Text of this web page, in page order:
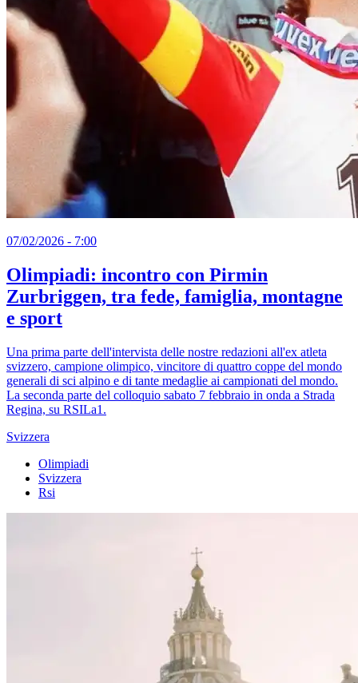
07/02/2026 - 7:00
Olimpiadi: incontro con Pirmin
Zurbriggen, tra fede, famiglia, montagne
e sport
Una prima parte dell'intervista delle nostre redazioni all'ex atleta
svizzero, campione olimpico, vincitore di quattro coppe del mondo
generali di sci alpino e di tante medaglie ai campionati del mondo.
La seconda parte del colloquio sabato 7 febbraio in onda a Strada
Regina, su RSILa1.
Svizzera
Olimpiadi
Svizzera
Rsi